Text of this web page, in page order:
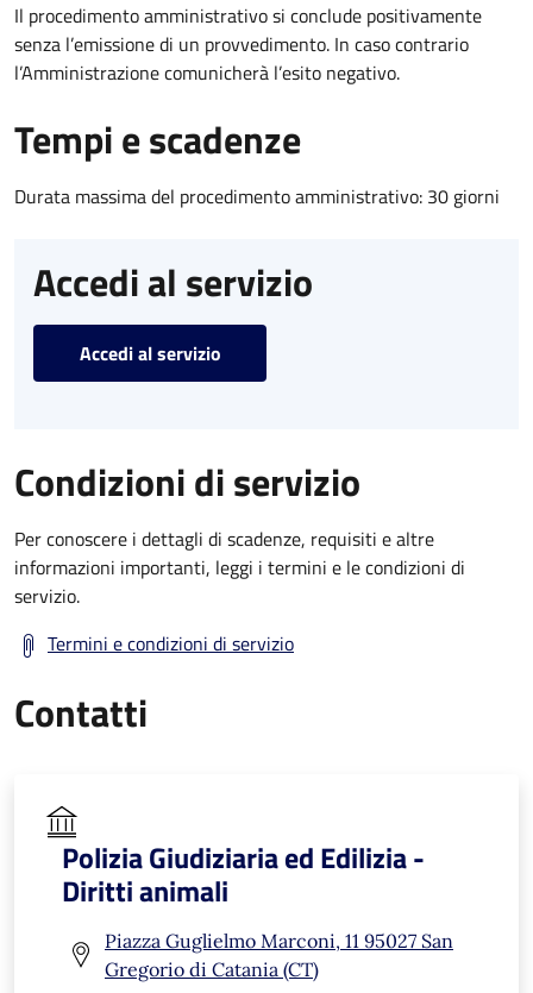
Il procedimento amministrativo si conclude positivamente
senza l’emissione di un provvedimento. In caso contrario
l’Amministrazione comunicherà l’esito negativo.
Tempi e scadenze
Durata massima del procedimento amministrativo: 30 giorni
Accedi al servizio
Accedi al servizio
Condizioni di servizio
Per conoscere i dettagli di scadenze, requisiti e altre
informazioni importanti, leggi i termini e le condizioni di
servizio.
Termini e condizioni di servizio
Contatti
Polizia Giudiziaria ed Edilizia -
Diritti animali
Piazza Guglielmo Marconi, 11 95027 San
Gregorio di Catania (CT)